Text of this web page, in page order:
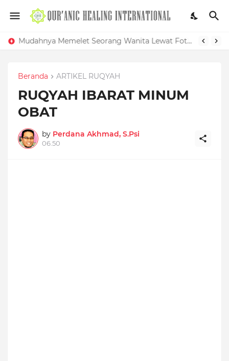
Mudahnya Memelet Seorang Wanita Lewat Foto di Facebook
KHASIAT DAUN KELOR UNTUK PENYAKIT MEDIS DAN GANGGUAN SIHIR
Beranda ARTIKEL RUQYAH
RUQYAH IBARAT MINUM
OBAT
by Perdana Akhmad, S.Psi
06.50